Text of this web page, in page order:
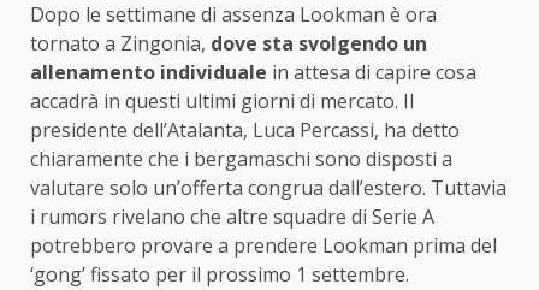
Dopo le settimane di assenza Lookman è ora
tornato a Zingonia, dove sta svolgendo un
allenamento individuale in attesa di capire cosa
accadrà in questi ultimi giorni di mercato. Il
presidente dell’Atalanta, Luca Percassi, ha detto
chiaramente che i bergamaschi sono disposti a
valutare solo un’offerta congrua dall’estero. Tuttavia
i rumors rivelano che altre squadre di Serie A
potrebbero provare a prendere Lookman prima del
‘gong’ fissato per il prossimo 1 settembre.